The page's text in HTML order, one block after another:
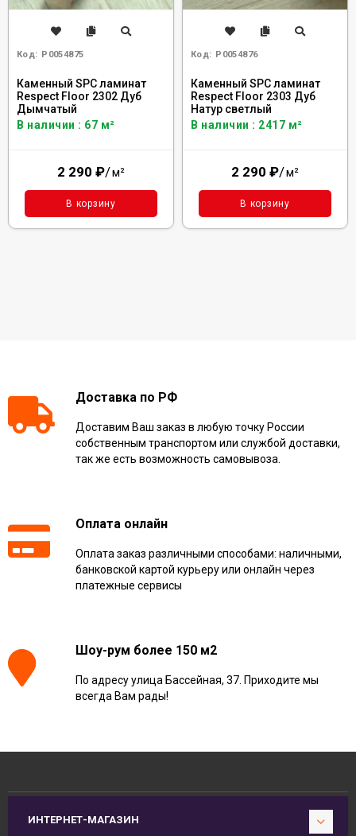
Код: Р0054875
Каменный SPC ламинат
Respect Floor 2302 Дуб
Дымчатый
В наличии : 67 м²
2 290 ₽/м²
В корзину
Код: Р0054876
Каменный SPC ламинат
Respect Floor 2303 Дуб
Натур светлый
В наличии : 2417 м²
2 290 ₽/м²
В корзину
Доставка по РФ
Доставим Ваш заказ в любую точку России
собственным транспортом или службой доставки,
так же есть возможность самовывоза.
Оплата онлайн
Оплата заказ различными способами: наличными,
банковской картой курьеру или онлайн через
платежные сервисы
Шоу-рум более 150 м2
По адресу улица Бассейная, 37. Приходите мы
всегда Вам рады!
ИНТЕРНЕТ-МАГАЗИН